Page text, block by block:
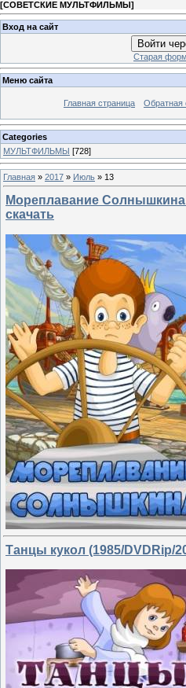
[СОВЕТСКИЕ МУЛЬТФИЛЬМЫ]
Вход на сайт
Войти
Старая
Меню сайта
Главная страница Обратная
Categories
МУЛЬТФИЛЬМЫ [728]
Главная » 2017 » Июль » 13
Мореплавание Солнышкина
скачать
Танцы кукол (1985/DVDRip/